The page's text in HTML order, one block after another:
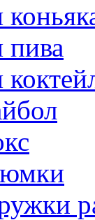
пива